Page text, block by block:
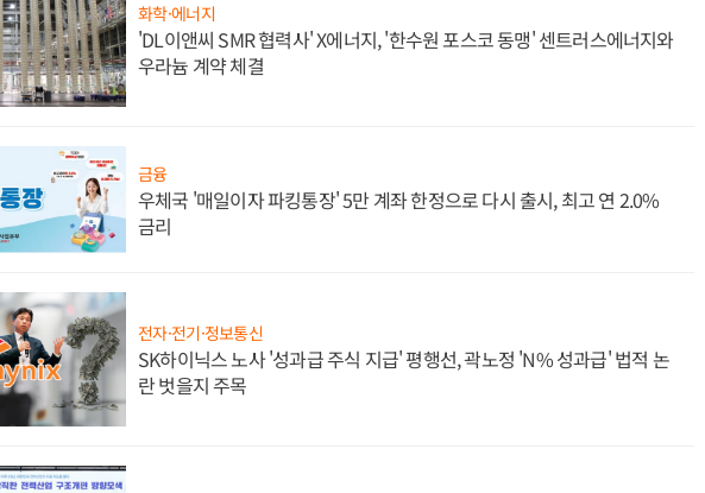
화학·에너지
'DL이앤씨 SMR 협력사' X에너지, '한수원 포스코 동맹' 센트러스에너지와
우라늄 계약 체결
금융
우체국 '매일이자 파킹통장' 5만 계좌 한정으로 다시 출시, 최고 연 2.0%
금리
전자·전기·정보통신
SK하이닉스 노사 '성과급 주식 지급' 평행선, 곽노정 'N% 성과급' 법적 논
란 벗을지 주목